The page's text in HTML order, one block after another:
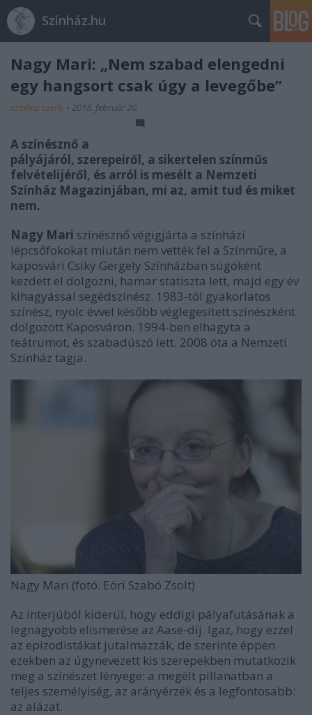
Színház.hu
Nagy Mari: „Nem szabad elengedni
egy hangsort csak úgy a levegőbe”
szinhaz szerk. • 2018. február 20.
A színésznő a
pályájáról, szerepeiről, a sikertelen színműs
felvételijéről, és arról is mesélt a Nemzeti
Színház Magazinjában, mi az, amit tud és miket
nem.
Nagy Mari színésznő végigjárta a színházi
lépcsőfokokat miután nem vették fel a Színműre, a
kaposvári Csiky Gergely Színházban súgóként
kezdett el dolgozni, hamar statiszta lett, majd egy év
kihagyással segédszínész. 1983-tól gyakorlatos
színész, nyolc évvel később véglegesített színészként
dolgozott Kaposváron. 1994-ben elhagyta a
teátrumot, és szabadúszó lett. 2008 óta a Nemzeti
Színház tagja.
Nagy Mari (fotó: Eöri Szabó Zsolt)
Az interjúból kiderül, hogy eddigi pályafutásának a
legnagyobb elismerése az Aase-díj. Igaz, hogy ezzel
az epizodistákat jutalmazzák, de szerinte éppen
ezekben az úgynevezett kis szerepekben mutatkozik
meg a színészet lényege: a megélt pillanatban a
teljes személyiség, az arányérzék és a legfontosabb:
az alázat.